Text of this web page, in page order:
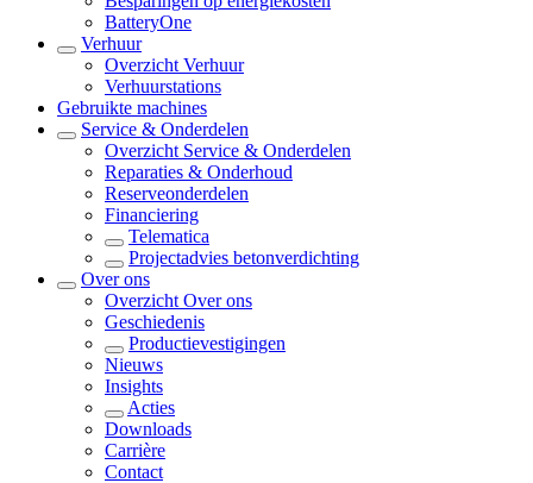
BatteryOne
Verhuur
Overzicht Verhuur
Verhuurstations
Gebruikte machines
Service & Onderdelen
Overzicht Service & Onderdelen
Reparaties & Onderhoud
Reserveonderdelen
Financiering
Telematica
Projectadvies betonverdichting
Over ons
Overzicht Over ons
Geschiedenis
Productievestigingen
Nieuws
Insights
Acties
Downloads
Carrière
Contact